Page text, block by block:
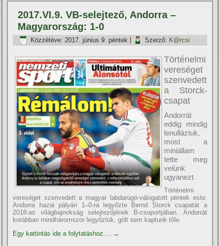
2017.VI.9. VB-selejtező, Andorra –
Magyarország: 1-0
Közzétéve: 2017. június 9. péntek Szerző: K@rcsi
Történelmi
vereséget
szenvedett
a Storck-
csapat
Andorrát
eddig mindig
lenulláztuk,
most a
miniállam
tette meg
velünk
ugyanezt
Történelmi
vereséget szenvedett a magyar labdarúgó-válogatott péntek este:
Andorra hazai pályán 1–0-ra legyőzte Bernd Storck csapatát a
2018-as világbajnokság selejtezőjének B-csoportjában. Andorrát
korábban mindháromszor legyőztük, gólt sem kaptunk tőle.
Egy kattintás ide a folytatáshoz.... →